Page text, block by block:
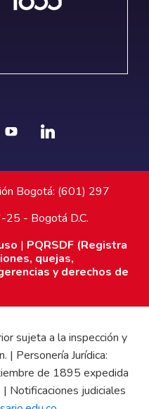
Bogotá: (601) 297
25 - Bogotá D.C.
| PQRSDF (Registra
quejas,
y derechos de
sujeta a la inspección y
| Personería Jurídica:
de 1895 expedida
Notificaciones judiciales